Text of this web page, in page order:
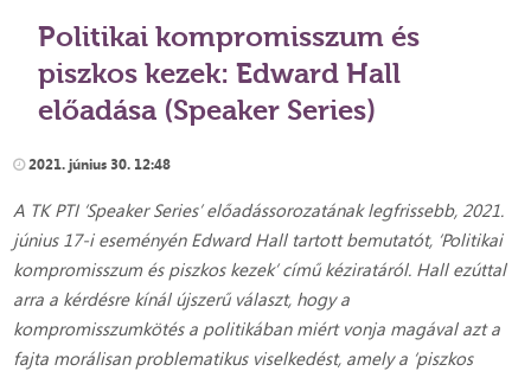
Politikai kompromisszum és
piszkos kezek: Edward Hall
előadása (Speaker Series)
2021. június 30. 12:48
A TK PTI ‘Speaker Series’ előadássorozatának legfrissebb, 2021.
június 17-i eseményén Edward Hall tartott bemutatót, ‘Politikai
kompromisszum és piszkos kezek’ című kéziratáról. Hall ezúttal
arra a kérdésre kínál újszerű választ, hogy a
kompromisszumkötés a politikában miért vonja magával azt a
fajta morálisan problematikus viselkedést, amely a ‘piszkos